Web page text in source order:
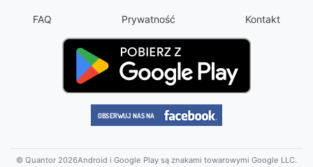
FAQ Prywatność Kontakt
© Quantor 2026Android i Google Play są znakami towarowymi Google LLC.